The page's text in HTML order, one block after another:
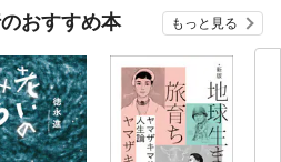
おすすめ本 もっと見る